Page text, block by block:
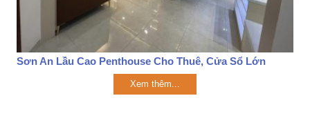
Sơn An Lầu Cao Penthouse Cho Thuê, Cửa Sổ Lớn
Xem thêm...